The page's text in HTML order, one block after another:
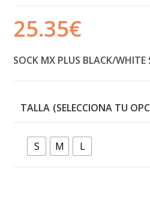
25.35€
SOCK MX PLUS BLACK/WHITE
TALLA
S M L